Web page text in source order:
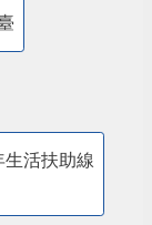
活扶助線